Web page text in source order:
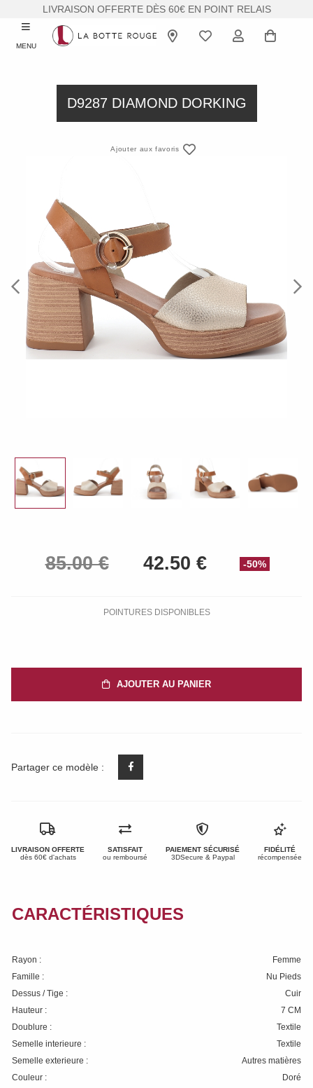
LIVRAISON OFFERTE DÈS 60€ EN POINT RELAIS
MENU
D9287 DIAMOND DORKING
Ajouter aux favoris
Previous
-50%
POINTURES DISPONIBLES
AJOUTER AU PANIER
Partager ce modèle :
LIVRAISON OFFERTE
dès 60€ d'achats
SATISFAIT
ou remboursé
PAIEMENT SÉCURISÉ
3DSecure & Paypal
FIDÉLITÉ
récompensée
CARACTÉRISTIQUES
Rayon :
Femme
Famille :
Nu Pieds
Dessus / Tige :
Cuir
Hauteur :
7 CM
Doublure :
Textile
Semelle interieure :
Textile
Semelle exterieure :
Autres matières
Couleur :
Doré